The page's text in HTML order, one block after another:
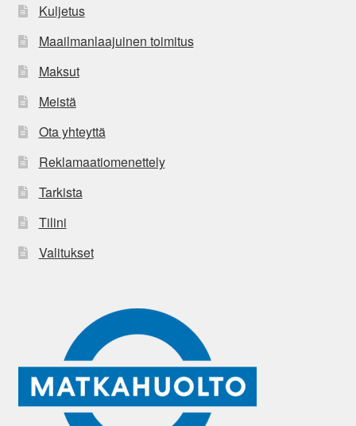
Kuljetus
Maailmanlaajuinen toimitus
Maksut
Meistä
Ota yhteyttä
Reklamaatiomenettely
Tarkista
Tilini
Valitukset